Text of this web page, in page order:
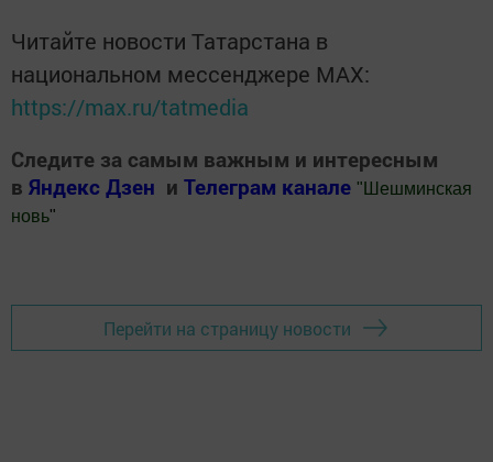
Читайте новости Татарстана в
национальном мессенджере MАХ:
https://max.ru/tatmedia
Следите за самым важным и интересным
в Яндекс Дзен и Телеграм канале " Шешминская
новь"
Перейти на страницу новости